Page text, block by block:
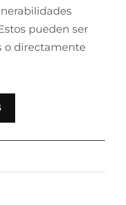
pueden ser
o directamente